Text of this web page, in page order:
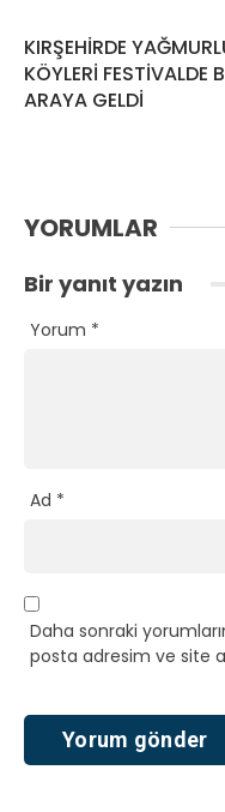
KIRŞEHİRDE
KÖYLERİ FESTİVALDE
ARAYA GELDİ
YORUMLAR
Bir yanıt yazın
Yorum *
Ad *
Daha sonraki
posta adresim ve site